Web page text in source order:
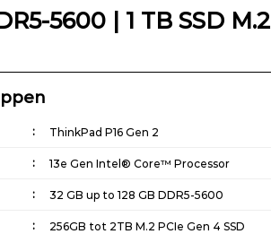
5600 | 1 TB SSD M.2
ThinkPad P16 Gen 2
13e Gen Intel® Core™ Processor
32 GB up to 128 GB DDR5-5600
256GB tot 2TB M.2 PCIe Gen 4 SSD